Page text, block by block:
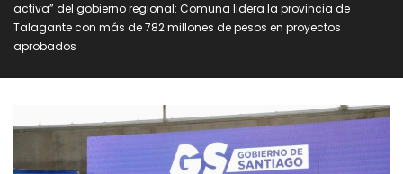
activa” del gobierno regional: Comuna lidera la provincia de
Talagante con más de 782 millones de pesos en proyectos
aprobados